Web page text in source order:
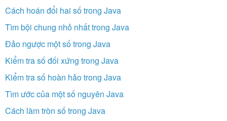
Cách hoán đổi hai số trong Java
Tìm bội chung nhỏ nhất trong Java
Đảo ngược một số trong Java
Kiểm tra số đối xứng trong Java
Kiểm tra số hoàn hảo trong Java
Tìm ước của một số nguyên Java
Cách làm tròn số trong Java